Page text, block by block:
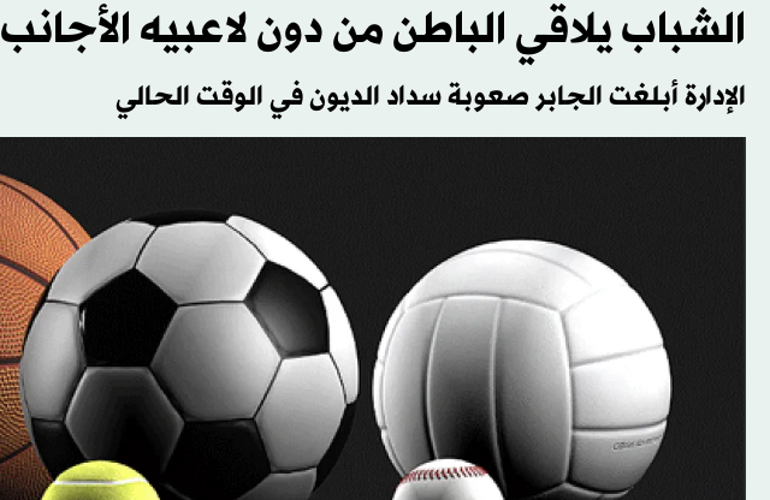
الشباب يلاقي الباطن من دون لاعبيه الأجانب
الإدارة أبلغت الجابر صعوبة سداد الديون في الوقت الحالي